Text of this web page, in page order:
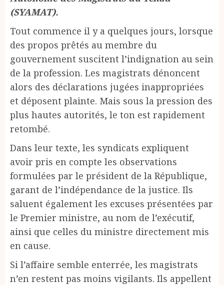
(SYAMAT).
Tout commence il y a quelques jours, lorsque
des propos prêtés au membre du
gouvernement suscitent l’indignation au sein
de la profession. Les magistrats dénoncent
alors des déclarations jugées inappropriées
et déposent plainte. Mais sous la pression des
plus hautes autorités, le ton est rapidement
retombé.
Dans leur texte, les syndicats expliquent
avoir pris en compte les observations
formulées par le président de la République,
garant de l’indépendance de la justice. Ils
saluent également les excuses présentées par
le Premier ministre, au nom de l’exécutif,
ainsi que celles du ministre directement mis
en cause.
Si l’affaire semble enterrée, les magistrats
n’en restent pas moins vigilants. Ils appellent